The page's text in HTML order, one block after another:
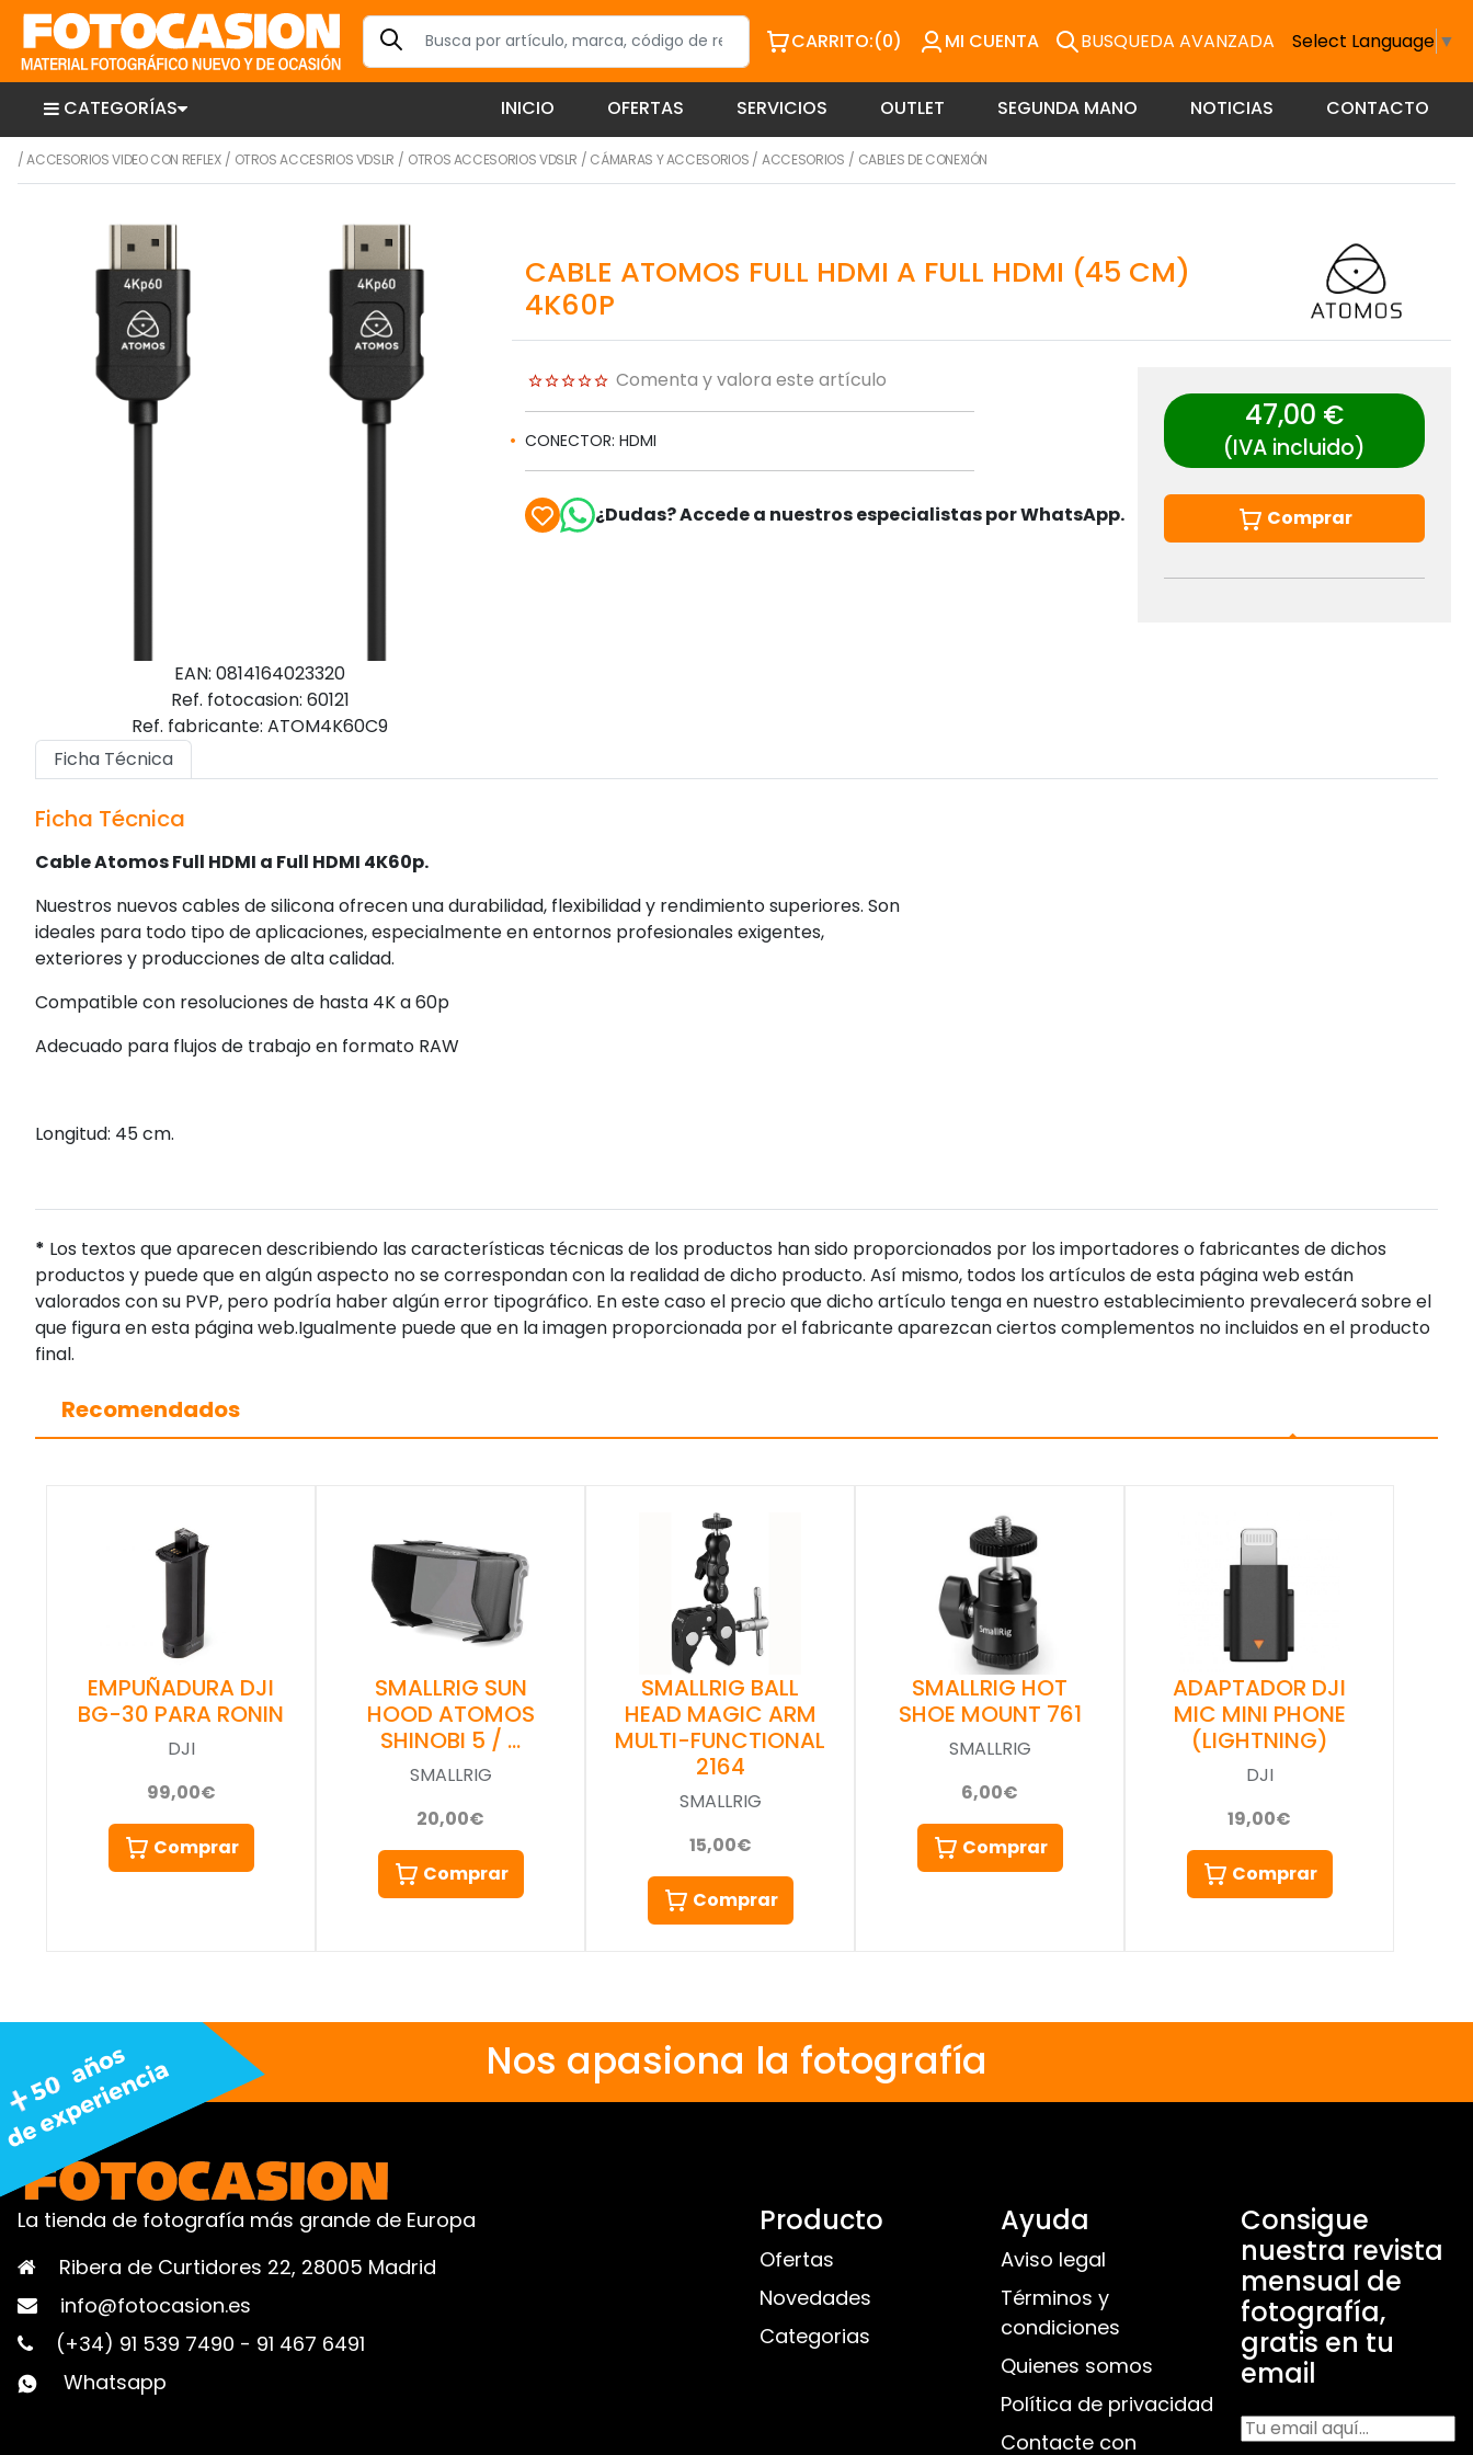
CARRITO:(0) MI CUENTA BUSQUEDA AVANZADA Select Language ▼
CATEGORÍAS INICIO OFERTAS SERVICIOS OUTLET SEGUNDA MANO NOTICIAS CONTACTO
/ACCESORIOS VIDEO CON REFLEX/ OTROS ACCESRIOS VDSLR / OTROS ACCESORIOS VDSLR / CÁMARAS Y ACCESORIOS /ACCESORIOS / CABLES DE CONEXIÓN
EAN: 0814164023320
Ref. fotocasion: 60121
Ref. fabricante: ATOM4K60C9
CABLE ATOMOS FULL HDMI A FULL HDMI (45 CM)
4K60P
Comenta y valora este artículo
CONECTOR: HDMI
¿Dudas? Accede a nuestros especialistas por WhatsApp.
47,00 €
(IVA incluido)
Comprar
Ficha Técnica
Ficha Técnica
Cable Atomos Full HDMI a Full HDMI 4K60p.
Nuestros nuevos cables de silicona ofrecen una durabilidad, flexibilidad y rendimiento superiores. Son
ideales para todo tipo de aplicaciones, especialmente en entornos profesionales exigentes,
exteriores y producciones de alta calidad.
Compatible con resoluciones de hasta 4K a 60p
Adecuado para flujos de trabajo en formato RAW
Longitud: 45 cm.
* Los textos que aparecen describiendo las características técnicas de los productos han sido proporcionados por los importadores o fabricantes de dichos
productos y puede que en algún aspecto no se correspondan con la realidad de dicho producto. Así mismo, todos los artículos de esta página web están
valorados con su PVP, pero podría haber algún error tipográfico. En este caso el precio que dicho artículo tenga en nuestro establecimiento prevalecerá sobre el
que figura en esta página web.Igualmente puede que en la imagen proporcionada por el fabricante aparezcan ciertos complementos no incluidos en el producto
final.
Recomendados
EMPUÑADURA DJI
BG-30 PARA RONIN
DJI
99,00€
Comprar
SMALLRIG SUN
HOOD ATOMOS
SHINOBI 5 / …
SMALLRIG
20,00€
Comprar
SMALLRIG BALL
HEAD MAGIC ARM
MULTI-FUNCTIONAL
2164
SMALLRIG
15,00€
Comprar
SMALLRIG HOT
SHOE MOUNT 761
SMALLRIG
6,00€
Comprar
ADAPTADOR DJI
MIC MINI PHONE
(LIGHTNING)
DJI
19,00€
Comprar
Nos apasiona la fotografía
La tienda de fotografía más grande de Europa
Ribera de Curtidores 22, 28005 Madrid
info@fotocasion.es
(+34) 91 539 7490 - 91 467 6491
Whatsapp
Producto
Ofertas
Novedades
Categorias
Ayuda
Aviso legal
Términos y
condiciones
Quienes somos
Política de privacidad
Contacte con
Consigue
nuestra revista
mensual de
fotografía,
gratis en tu
email